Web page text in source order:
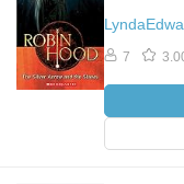
7